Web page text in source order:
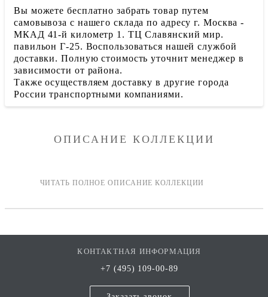
Вы можете бесплатно забрать товар путем
самовывоза с нашего склада по адресу г. Москва -
МКАД 41-й километр 1. ТЦ Славянский мир.
павильон Г-25. Воспользоваться нашей службой
доставки. Полную стоимость уточнит менеджер в
зависимости от района.
Также осуществляем доставку в другие города
России транспортными компаниями.
ОПИСАНИЕ КОЛЛЕКЦИИ
КОНТАКТНАЯ ИНФОРМАЦИЯ
+7 (495) 109-00-89